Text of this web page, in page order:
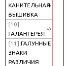
КАНИТЕЛЬНАЯ
ВЫШИВКА
[10]
ГАЛАНТЕРЕЯ
[11] ГАЛУННЫЕ
ЗНАКИ
РАЗЛИЧИЯ